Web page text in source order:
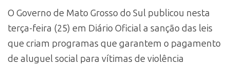
O Governo de Mato Grosso do Sul publicou nesta
terça-feira (25) em Diário Oficial a sanção das leis
que criam programas que garantem o pagamento
de aluguel social para vítimas de violência